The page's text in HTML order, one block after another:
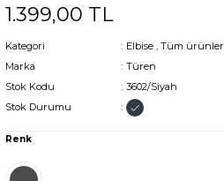
1.399,00 TL
Kategori Elbise , Tüm ürünler
Marka
Türen
Stok Kodu
3602/Siyah
Stok Durumu
Renk